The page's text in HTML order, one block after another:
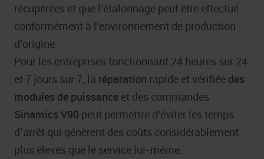
récupérées et que l’étalonnage peut être effectué
conformément à l’environnement de production
d’origine.
Pour les entreprises fonctionnant 24 heures sur 24
et 7 jours sur 7, la réparation rapide et vérifiée des
modules de puissance et des commandes
Sinamics V90 peut permettre d’éviter les temps
d’arrêt qui génèrent des coûts considérablement
plus élevés que le service lui-même.